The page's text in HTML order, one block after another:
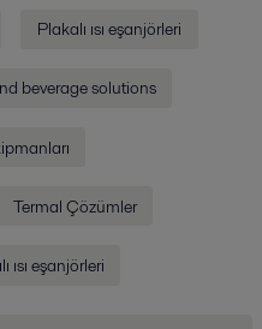
Plakalı ısı eşanjörleri
beverage solutions
Termal Çözümler
ısı eşanjörleri